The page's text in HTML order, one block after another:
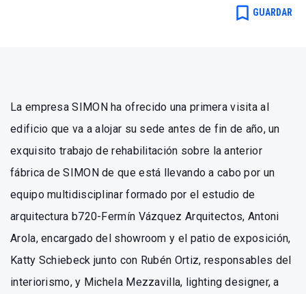
bookmark_border GUARDAR
La empresa SIMON ha ofrecido una primera visita al
edificio que va a alojar su sede antes de fin de año, un
exquisito trabajo de rehabilitación sobre la anterior
fábrica de SIMON de que está llevando a cabo por un
equipo multidisciplinar formado por el estudio de
arquitectura b720-Fermín Vázquez Arquitectos, Antoni
Arola, encargado del showroom y el patio de exposición,
Katty Schiebeck junto con Rubén Ortiz, responsables del
interiorismo, y Michela Mezzavilla, lighting designer, a